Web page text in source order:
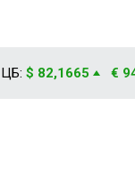
$ 82,1665 €